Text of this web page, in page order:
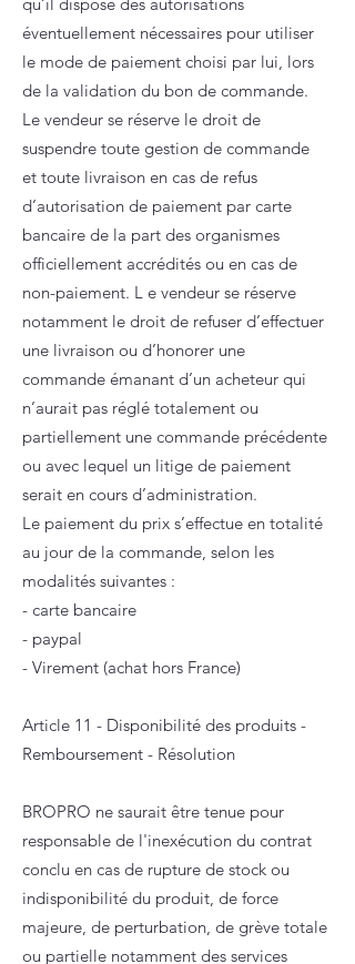
éventuellement nécessaires pour utiliser
le mode de paiement choisi par lui, lors
de la validation du bon de commande.
Le vendeur se réserve le droit de
suspendre toute gestion de commande
et toute livraison en cas de refus
d’autorisation de paiement par carte
bancaire de la part des organismes
officiellement accrédités ou en cas de
non-paiement. L e vendeur se réserve
notamment le droit de refuser d’effectuer
une livraison ou d’honorer une
commande émanant d’un acheteur qui
n’aurait pas réglé totalement ou
partiellement une commande précédente
ou avec lequel un litige de paiement
serait en cours d’administration.
Le paiement du prix s’effectue en totalité
au jour de la commande, selon les
modalités suivantes :
- carte bancaire
- paypal
- Virement (achat hors France)
Article 11 - Disponibilité des produits -
Remboursement - Résolution
BROPRO ne saurait être tenue pour
responsable de l'inexécution du contrat
conclu en cas de rupture de stock ou
indisponibilité du produit, de force
majeure, de perturbation, de grève totale
ou partielle notamment des services